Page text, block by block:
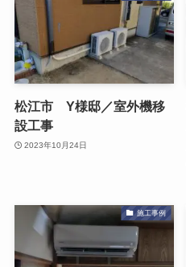
松江市 Y様邸／室外機移
設工事
2023年10月24日
施工事例